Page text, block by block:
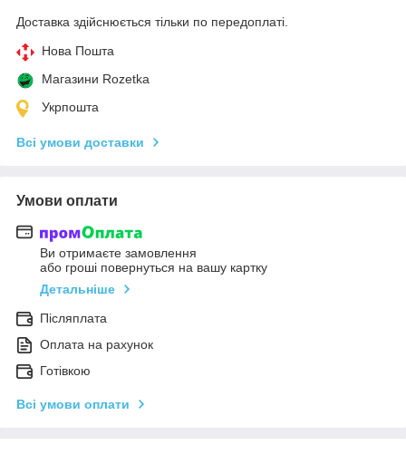
Доставка здійснюється тільки по передоплаті.
Нова Пошта
Магазини Rozetka
Укрпошта
Всі умови доставки
Умови оплати
Ви отримаєте замовлення
або гроші повернуться на вашу картку
Детальніше
Післяплата
Оплата на рахунок
Готівкою
Всі умови оплати